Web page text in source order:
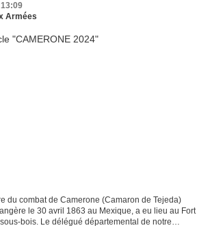
Armées
du combat de Camerone (Camaron de Tejeda)
le 30 avril 1863 au Mexique, a eu lieu au Fort
bois. Le délégué départemental de notre